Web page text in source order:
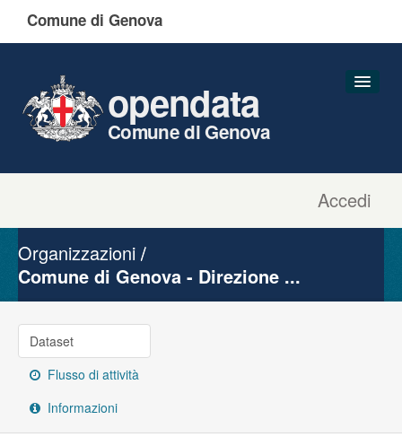
Comune di Genova
Accedi
opendata
Comune di Genova
Gruppi
Organizzazioni
Comune di Genova - Direzione ...
Dataset
Flusso di attività
Informazioni